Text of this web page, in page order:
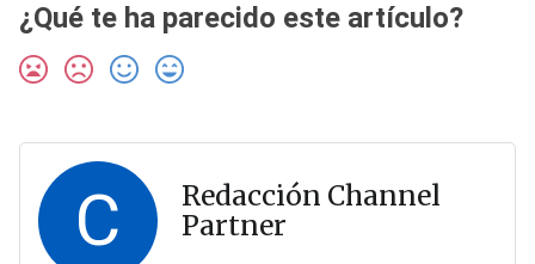
¿Qué te ha parecido este artículo?
C
Redacción Channel
Partner